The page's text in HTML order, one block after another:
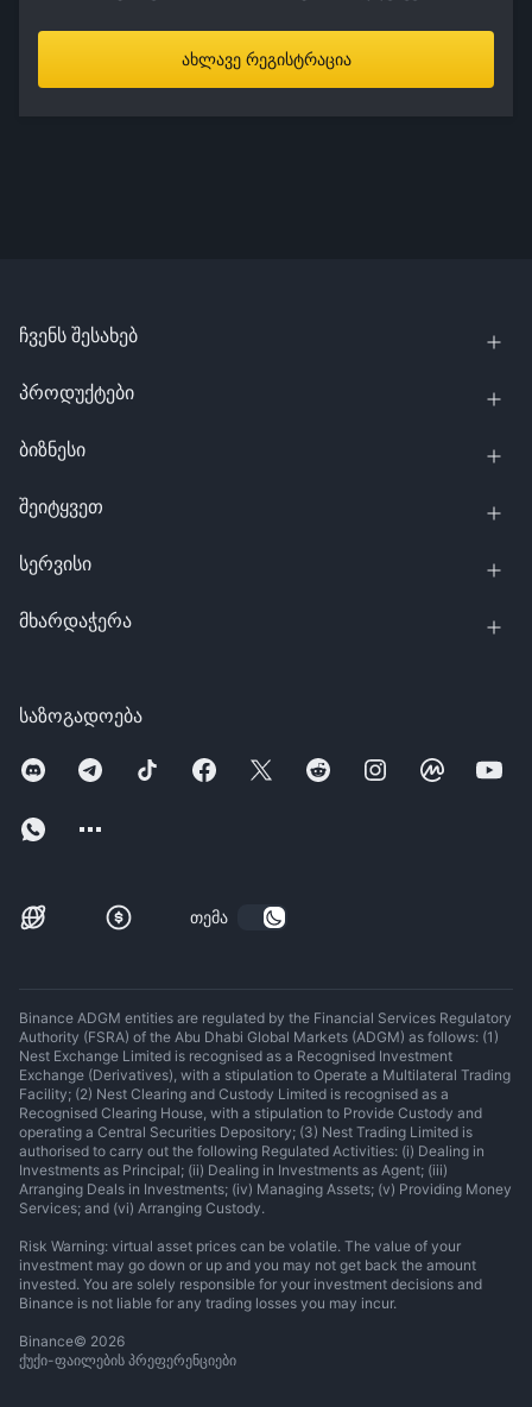
ახლავე რეგისტრაცია
საზოგადოება
თემა
ჩვენს შესახებ
პროდუქტები
ბიზნესი
შეიტყვეთ
სერვისი
მხარდაჭერა
Binance ADGM entities are regulated by the Financial Services Regulatory
Authority (FSRA) of the Abu Dhabi Global Markets (ADGM) as follows: (1)
Nest Exchange Limited is recognised as a Recognised Investment
Exchange (Derivatives), with a stipulation to Operate a Multilateral Trading
Facility; (2) Nest Clearing and Custody Limited is recognised as a
Recognised Clearing House, with a stipulation to Provide Custody and
operating a Central Securities Depository; (3) Nest Trading Limited is
authorised to carry out the following Regulated Activities: (i) Dealing in
Investments as Principal; (ii) Dealing in Investments as Agent; (iii)
Arranging Deals in Investments; (iv) Managing Assets; (v) Providing Money
Services; and (vi) Arranging Custody.
Risk Warning: virtual asset prices can be volatile. The value of your
investment may go down or up and you may not get back the amount
invested. You are solely responsible for your investment decisions and
Binance is not liable for any trading losses you may incur.
Binance© 2026
ქუქი-ფაილების პრეფერენციები